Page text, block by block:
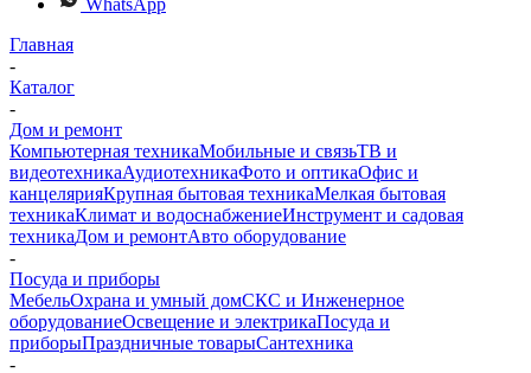
WhatsApp
Главная
-
Каталог
-
Дом и ремонт
Компьютерная техникаМобильные и связьТВ и
видеотехникаАудиотехникаФото и оптикаОфис и
канцелярияКрупная бытовая техникаМелкая бытовая
техникаКлимат и водоснабжениеИнструмент и садовая
техникаДом и ремонтАвто оборудование
-
Посуда и приборы
МебельОхрана и умный домСКС и Инженерное
оборудованиеОсвещение и электрикаПосуда и
приборыПраздничные товарыСантехника
-